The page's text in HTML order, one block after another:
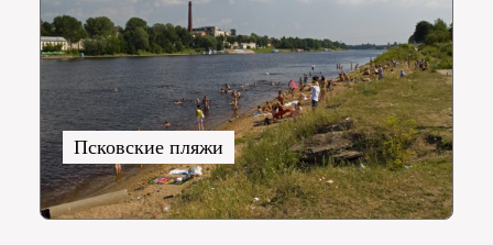
Псковские пляжи